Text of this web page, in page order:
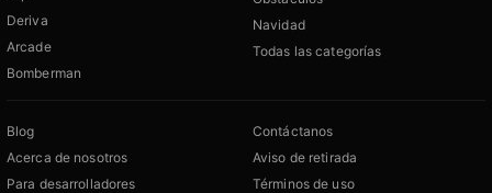
Deriva
Arcade
Bomberman
Navidad
Todas las categorías
Blog
Acerca de nosotros
Para desarrolladores
Contáctanos
Aviso de retirada
Términos de uso